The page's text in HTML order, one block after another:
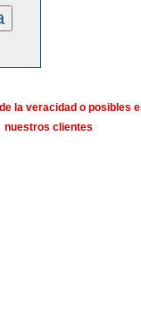
la veracidad o posibles
nuestros clientes